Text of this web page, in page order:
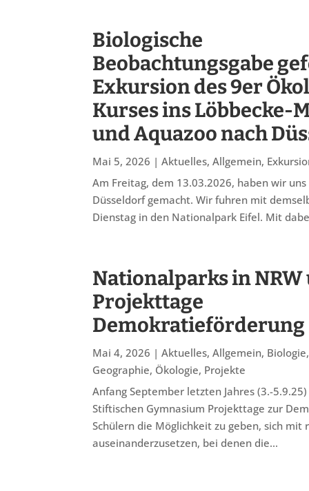
Biologische
Beobachtungsgabe
Exkursion des 9er
Kurses ins Löbbecke-
und Aquazoo nach
Mai 5, 2026 |Aktuelles,Allgemein,
Am Freitag, dem 13.03.2026, haben wir
Düsseldorf gemacht. Wir fuhren mit
Dienstag in den Nationalpark Eifel. Mit
Nationalparks in NRW
Projekttage
Demokratieförderung
Mai 4, 2026 |Aktuelles,Allgemein, Biologie
Geographie, Ökologie, Projekte
Anfang September letzten Jahres (3.-
Stiftischen Gymnasium Projekttage zur
Schülern die Möglichkeit zu geben, sich
auseinanderzusetzen, bei denen die...